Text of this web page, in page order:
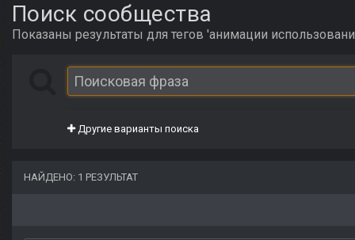
Поиск сообщества
Показаны результаты для тегов 'анимации
Другие варианты поиска
НАЙДЕНО: 1 РЕЗУЛЬТАТ